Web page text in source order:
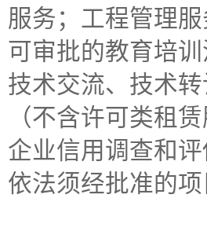
服务；工程管理
可审批的教育培
技术交流、技术
（不含许可类租
企业信用调查和
依法须经批准的